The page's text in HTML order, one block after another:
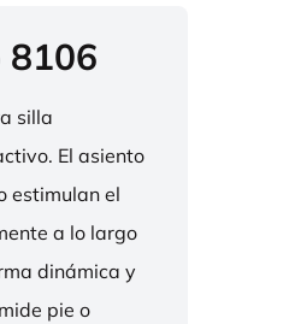
8106
silla
El asiento
estimulan el
a lo largo
dinámica y
pie o